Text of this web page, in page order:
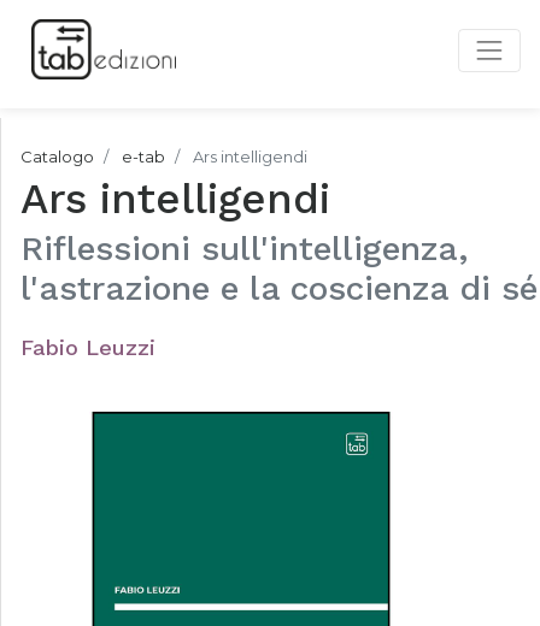
Catalogo e-tab Ars intelligendi
Ars intelligendi
Riflessioni sull'intelligenza,
l'astrazione e la coscienza di sé
Fabio Leuzzi